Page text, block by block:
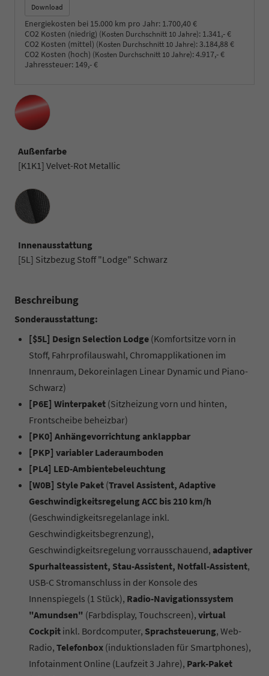
Download
Energiekosten bei 15.000 km pro Jahr: 1.700,40 €
CO2 Kosten (niedrig) (Kosten Durchschnitt 10 Jahre): 1.341,- €
CO2 Kosten (mittel) (Kosten Durchschnitt 10 Jahre):3.184,88 €
CO2 Kosten (hoch) (Kosten Durchschnitt 10 Jahre):4.917,- €
Jahressteuer: 149,- €
Außenfarbe
[K1K1] Velvet-Rot Metallic
Innenausstattung
Innenausstattung
[5L] Sitzbezug Stoff "Lodge" Schwarz
Beschreibung
Sonderausstattung:
[$5L] Design Selection Lodge (Komfortsitze vorn in
Stoff, Fahrprofilauswahl, Chromapplikationen im
Innenraum, Dekoreinlagen Linear Dynamic und Piano-
Schwarz)
[P6E] Winterpaket (Sitzheizung vorn und hinten,
Frontscheibe beheizbar)
[PK0] Anhängevorrichtung anklappbar
[PKP] variabler Laderaumboden
[PL4] LED-Ambientebeleuchtung
[W0B] Style Paket (Travel Assistent, Adaptive
Geschwindigkeitsregelung ACC bis 210 km/h
(Geschwindigkeitsregelanlage inkl.
Geschwindigkeitsbegrenzung),
Geschwindigkeitsregelung vorrausschauend, adaptiver
Spurhalteassistent, Stau-Assistent, Notfall-Assistent,
USB-C Stromanschluss in der Konsole des
Innenspiegels (1 Stück), Radio-Navigationssystem
"Amundsen" (Farbdisplay, Touchscreen), virtual
Cockpit inkl. Bordcomputer, Sprachsteuerung, Web-
Radio, Telefonbox (induktionsladen für Smartphones),
Infotainment Online (Laufzeit 3 Jahre), Park-Paket